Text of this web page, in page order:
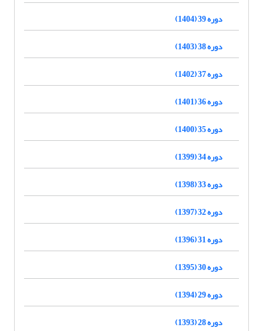
دوره 39 (1404)
دوره 38 (1403)
دوره 37 (1402)
دوره 36 (1401)
دوره 35 (1400)
دوره 34 (1399)
دوره 33 (1398)
دوره 32 (1397)
دوره 31 (1396)
دوره 30 (1395)
دوره 29 (1394)
دوره 28 (1393)